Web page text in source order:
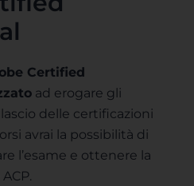
Certified
ad erogare gli
delle certificazioni
avrai la possibilità di
l’esame e ottenere la